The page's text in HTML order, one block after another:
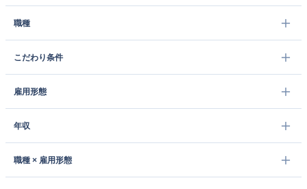
職種
こだわり条件
雇用形態
年収
職種 × 雇用形態